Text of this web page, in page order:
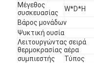
Μέγεθος
συσκευασίας
W*D*H
Βάρος μονάδων
Ψυκτική ουσία
Λειτουργώντας σειρά
θερμοκρασίας αέρα
συμπιεστής
Τύπος